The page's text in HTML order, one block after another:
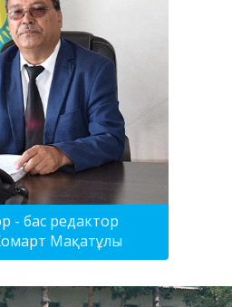
- бас редактор
Мақатұлы